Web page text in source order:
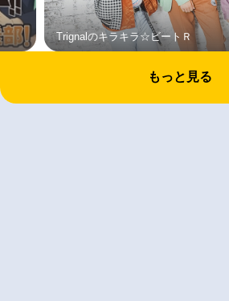
Trignalのキラキラ☆ビートＲ
もっと見る